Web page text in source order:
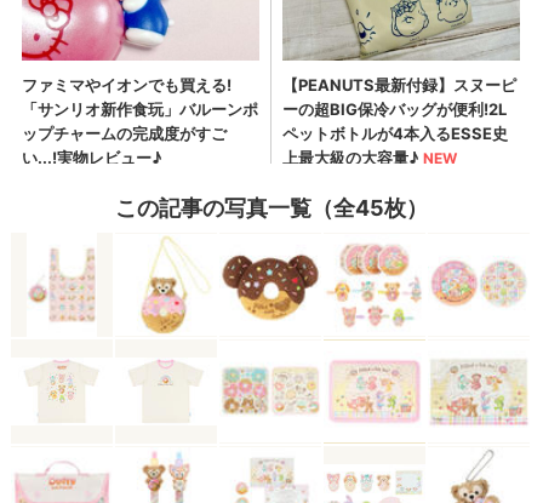
この記事の写真一覧（全45枚）